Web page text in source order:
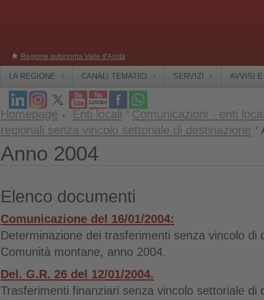
Regione autonoma Valle d'Aosta
LA REGIONE CANALI TEMATICI SERVIZI AVVISI
Homepage Enti locali
Comunicazioni - enti
regionali senza vincolo settoriale di destinazione
Anno 2004
Elenco documenti
Comunicazione del 16/01/2004:
Determinazione dei trasferimenti senza vincolo di
Comunità montane, anno 2004.
Del. G.R. 26 del 12/01/2004.
Trasferimenti finanziari senza vincolo settoriale di